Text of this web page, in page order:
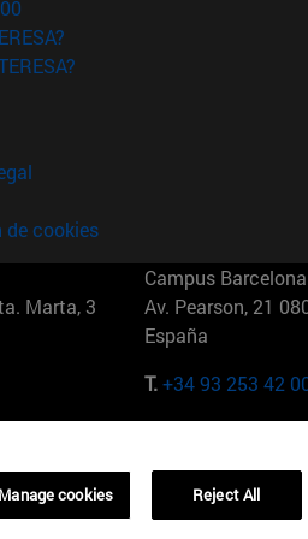
de cookies
Marta, 3
Campus
Av. Pearson, 21
España
T.+34 93 253 42
81675
01321001 Bela
Manage cookies Reject All